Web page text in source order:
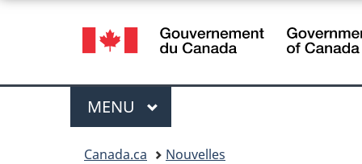
Sélection
de
la
langue
Menu
MENU PRINCIPAL
Canada.ca Nouvelles